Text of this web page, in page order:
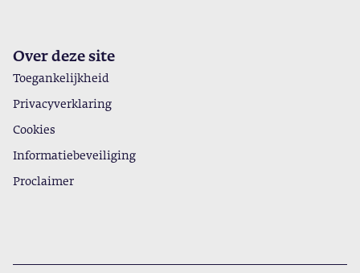
Over deze site
Toegankelijkheid
Privacyverklaring
Cookies
Informatiebeveiliging
Proclaimer